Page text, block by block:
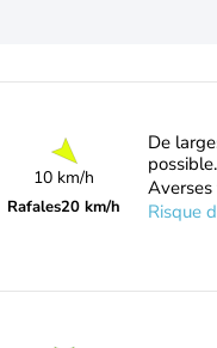
10 km/h
Rafales20 km/h
De
possible.
Risque